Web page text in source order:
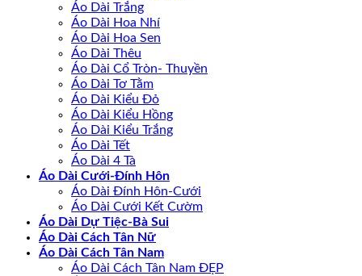
Áo Dài Trắng
Áo Dài Hoa Nhí
Áo Dài Hoa Sen
Áo Dài Thêu
Áo Dài Cổ Tròn- Thuyền
Áo Dài Tơ Tằm
Áo Dài Kiểu Đỏ
Áo Dài Kiểu Hồng
Áo Dài Kiểu Trắng
Áo Dài Tết
Áo Dài 4 Tà
Áo Dài Cưới-Đính Hôn
Áo Dài Đính Hôn-Cưới
Áo Dài Cưới Kết Cườm
Áo Dài Dự Tiệc-Bà Sui
Áo Dài Cách Tân Nữ
Áo Dài Cách Tân Nam
Áo Dài Cách Tân Nam ĐẸP